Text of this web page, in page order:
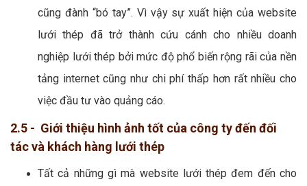
cũng đành “bó tay”. Vì vậy sự xuất hiện của website
lưới thép đã trở thành cứu cánh cho nhiều doanh
nghiệp lưới thép bởi mức độ phổ biến rộng rãi của nền
tảng internet cũng như chi phí thấp hơn rất nhiều cho
việc đầu tư vào quảng cáo.
2.5 - Giới thiệu hình ảnh tốt của công ty đến đối
tác và khách hàng lưới thép
Tất cả những gì mà website lưới thép đem đến cho